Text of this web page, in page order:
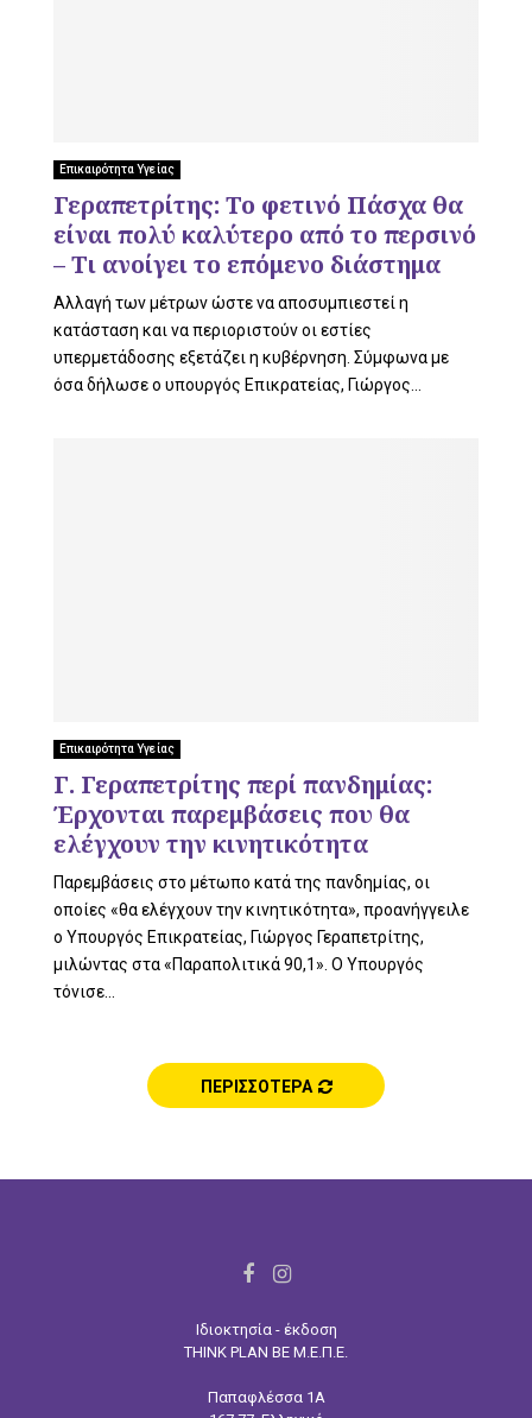
Επικαιρότητα Υγείας
Γεραπετρίτης: Το φετινό Πάσχα θα
είναι πολύ καλύτερο από το περσινό
– Τι ανοίγει το επόμενο διάστημα
Αλλαγή των μέτρων ώστε να αποσυμπιεστεί η
κατάσταση και να περιοριστούν οι εστίες
υπερμετάδοσης εξετάζει η κυβέρνηση. Σύμφωνα με
όσα δήλωσε ο υπουργός Επικρατείας, Γιώργος...
Επικαιρότητα Υγείας
Γ. Γεραπετρίτης περί πανδημίας:
Έρχονται παρεμβάσεις που θα
ελέγχουν την κινητικότητα
Παρεμβάσεις στο μέτωπο κατά της πανδημίας, οι
οποίες «θα ελέγχουν την κινητικότητα», προανήγγειλε
ο Yπουργός Επικρατείας, Γιώργος Γεραπετρίτης,
μιλώντας στα «Παραπολιτικά 90,1». Ο Υπουργός
τόνισε...
ΠΕΡΙΣΣΟΤΕΡΑ
F
c
b
I
s
a
Ιδιοκτησία - έκδοση
THINK PLAN BE Μ.Ε.Π.Ε.
Παπαφλέσσα 1Α